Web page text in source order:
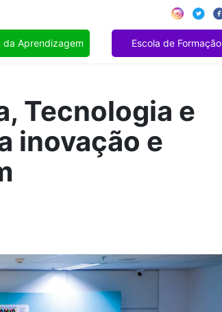
da Aprendizagem Escola de Formação
Tecnologia e
inovação e